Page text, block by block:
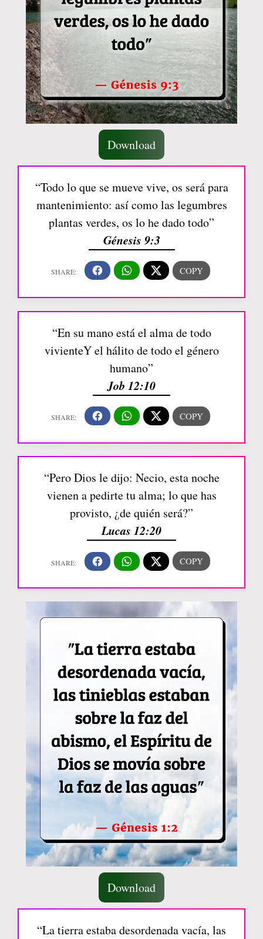
Download
“Todo lo que se mueve vive, os será para
mantenimiento: así como las legumbres
plantas verdes, os lo he dado todo”
Génesis 9:3
“En su mano está el alma de todo
vivienteY el hálito de todo el género
humano”
Job 12:10
“Pero Dios le dijo: Necio, esta noche
vienen a pedirte tu alma; lo que has
provisto, ¿de quién será?”
Lucas 12:20
Download
“La tierra estaba desordenada vacía, las